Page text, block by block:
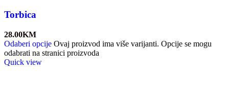
Torbica
28.00KM
Odaberi opcije Ovaj proizvod ima više varijanti. Opcije se mogu
odabrati na stranici proizvoda
Quick view